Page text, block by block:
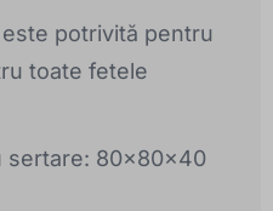
potrivită pentru
toate fetele
sertare: 80x80x40